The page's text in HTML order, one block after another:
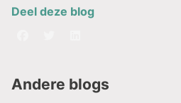
Deel deze blog
Andere blogs